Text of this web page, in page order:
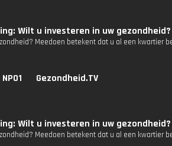
Wilt u investeren in uw
Meedoen betekent dat u al een kwartier
NPO1 Gezondheid.TV
Wilt u investeren in uw
Meedoen betekent dat u al een kwartier